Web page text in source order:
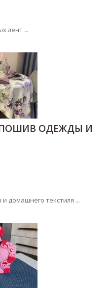
лент ...
ОДЕЖДЫ И
домашнего текстиля ...